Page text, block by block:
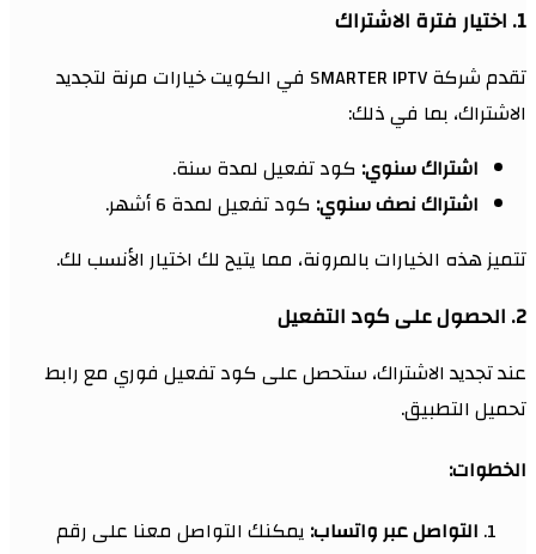
1. اختيار فترة الاشتراك
تقدم شركة SMARTER IPTV في الكويت خيارات مرنة لتجديد
الاشتراك، بما في ذلك:
اشتراك سنوي: كود تفعيل لمدة سنة.
اشتراك نصف سنوي: كود تفعيل لمدة 6 أشهر.
تتميز هذه الخيارات بالمرونة، مما يتيح لك اختيار الأنسب لك.
2. الحصول على كود التفعيل
عند تجديد الاشتراك، ستحصل على كود تفعيل فوري مع رابط
تحميل التطبيق.
الخطوات:
التواصل عبر واتساب: يمكنك التواصل معنا على رقم